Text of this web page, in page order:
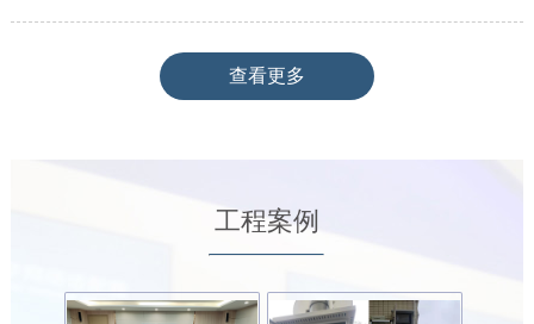
查看更多
工程案例